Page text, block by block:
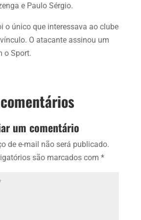
e Paulo Sérgio.
o único que interessava ao clube
. O atacante assinou um
o Sport.
um comentário
de e-mail não será publicado.
são marcados com*